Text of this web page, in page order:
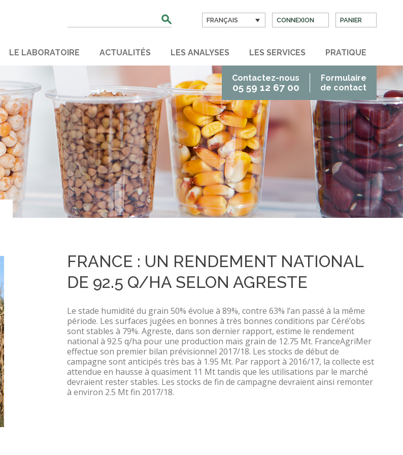
:
FRANÇAIS CONNEXION PANIER
LE LABORATOIRE ACTUALITÉS LES ANALYSES LES SERVICES PRATIQUE
Contactez-nous
05 59 12 67 00
Formulaire
de contact
FRANCE : UN RENDEMENT NATIONAL
DE 92.5 Q/HA SELON AGRESTE
Le stade humidité du grain 50% évolue à 89%, contre 63% l’an passé à la même
période. Les surfaces jugées en bonnes à très bonnes conditions par Céré’obs
sont stables à 79%. Agreste, dans son dernier rapport, estime le rendement
national à 92.5 q/ha pour une production maïs grain de 12.75 Mt. FranceAgriMer
effectue son premier bilan prévisionnel 2017/18. Les stocks de début de
campagne sont anticipés très bas à 1.95 Mt. Par rapport à 2016/17, la collecte est
attendue en hausse à quasiment 11 Mt tandis que les utilisations par le marché
devraient rester stables. Les stocks de fin de campagne devraient ainsi remonter
à environ 2.5 Mt fin 2017/18.